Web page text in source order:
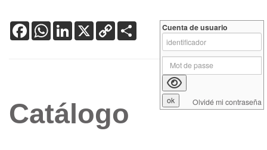
FacebookWhatsApp
LinkedIn
X Copy
Link
Catálogo
Cuenta de usuario
Olvidé mi contraseña